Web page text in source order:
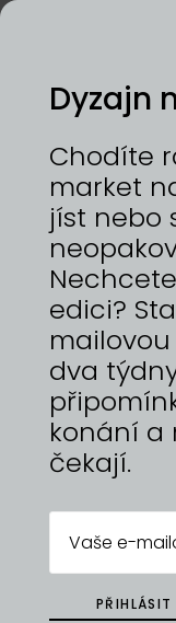
Máte již
Přihlašovali jste
Dyzajn
založený účet.
opětovného
vytvoří s první
na Přihlášku.
E-MAIL
Dyzajn
Chodíte
market
jíst nebo
edici?
dva
konání a
čekají.
PŘIHLÁSIT